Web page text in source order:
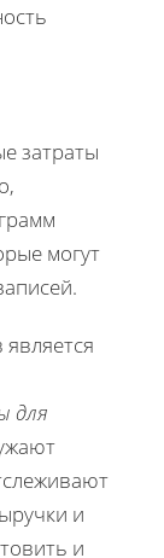
затраты
могут
для
и
и